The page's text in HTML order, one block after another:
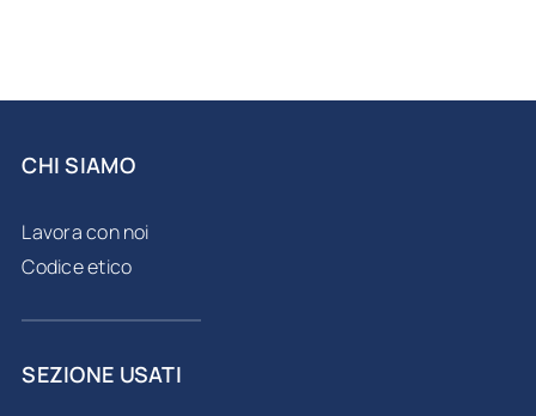
CHI SIAMO
Lavora con noi
Codice etico
SEZIONE USATI